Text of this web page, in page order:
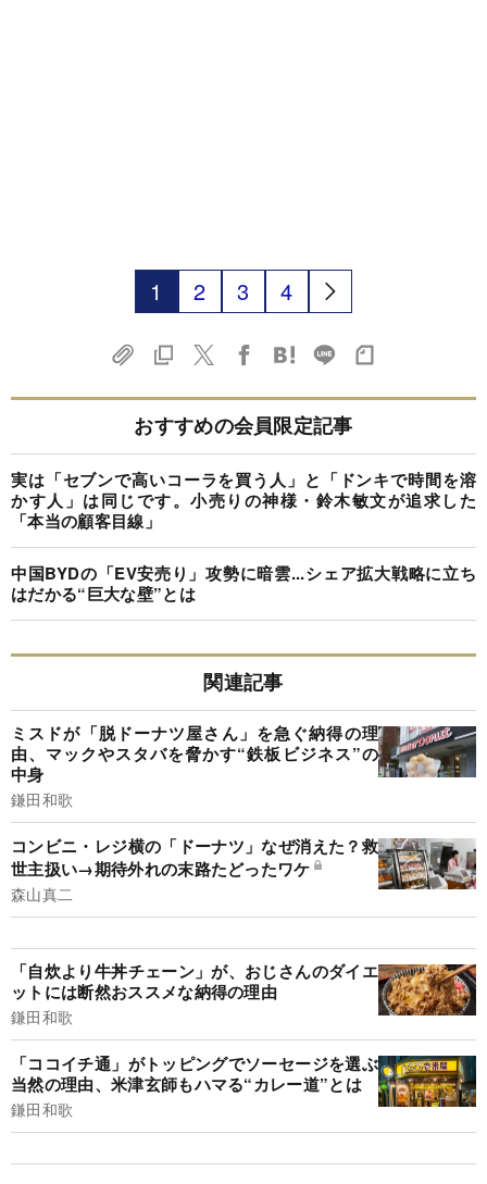
1 2 3 4
おすすめの会員限定記事
実は「セブンで高いコーラを買う人」と「ドンキで時間を溶
かす人」は同じです。小売りの神様・鈴木敏文が追求した
「本当の顧客目線」
中国BYDの「EV安売り」攻勢に暗雲...シェア拡大戦略に立ち
はだかる“巨大な壁”とは
関連記事
ミスドが「脱ドーナツ屋さん」を急ぐ納得の理
由、マックやスタバを脅かす“鉄板ビジネス”の
中身
鎌田和歌
コンビニ・レジ横の「ドーナツ」なぜ消えた？救
世主扱い→期待外れの末路たどったワケ
森山真二
「自炊より牛丼チェーン」が、おじさんのダイエ
ットには断然おススメな納得の理由
鎌田和歌
「ココイチ通」がトッピングでソーセージを選ぶ
当然の理由、米津玄師もハマる“カレー道”とは
鎌田和歌